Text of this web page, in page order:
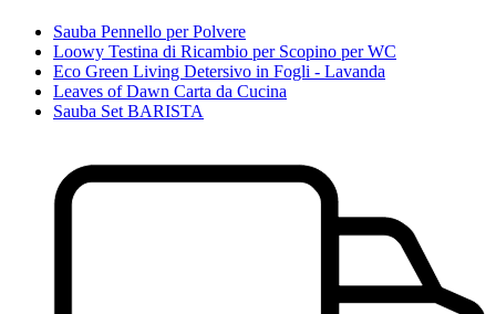
Sauba Pennello per Polvere
Loowy Testina di Ricambio per Scopino per WC
Eco Green Living Detersivo in Fogli - Lavanda
Leaves of Dawn Carta da Cucina
Sauba Set BARISTA